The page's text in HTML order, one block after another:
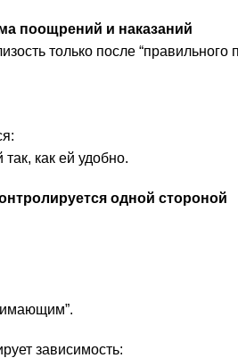
поощрений и наказаний
только после “правильного
как ей удобно.
одной стороной
зависимость: